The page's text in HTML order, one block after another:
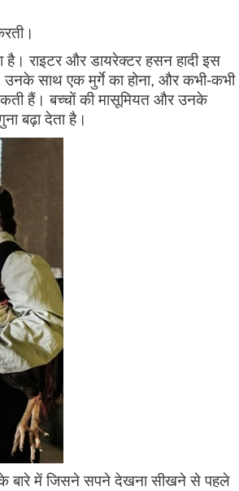
राइटर और डायरेक्टर हसन हादी इस
उनके साथ एक मुर्गे का होना, और कभी-कभी
हैं। बच्चों की मासूमियत और उनके
बढ़ा देता है।
बारे में जिसने सपने देखना सीखने से पहले